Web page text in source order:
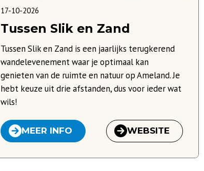
17-10-2026
Tussen Slik en Zand
Tussen Slik en Zand is een jaarlijks terugkerend
wandelevenement waar je optimaal kan
genieten van de ruimte en natuur op Ameland. Je
hebt keuze uit drie afstanden, dus voor ieder wat
wils!
MEER INFO WEBSITE